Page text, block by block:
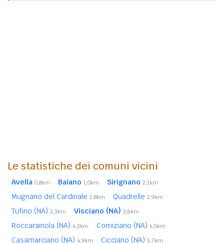
Le statistiche dei comuni vicini
Avella 0,8km Baiano 1,0km Sirignano 2,1km
Mugnano del Cardinale 2,8km Quadrelle 2,9km
Tufino (NA) 3,3km Visciano (NA) 3,6km
Roccarainola (NA) 4,3km Comiziano (NA) 4,5km
Casamarciano (NA) 4,9km Cicciano (NA) 5,7km